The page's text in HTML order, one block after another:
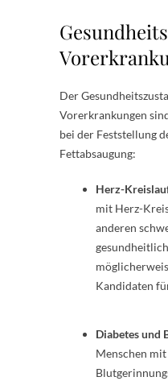
Der
Vorerkrankungen
bei der Feststellung
Fettabsaugung:
Herz-
mit Herz-
anderen
Kandidaten
Diabetes und
Menschen